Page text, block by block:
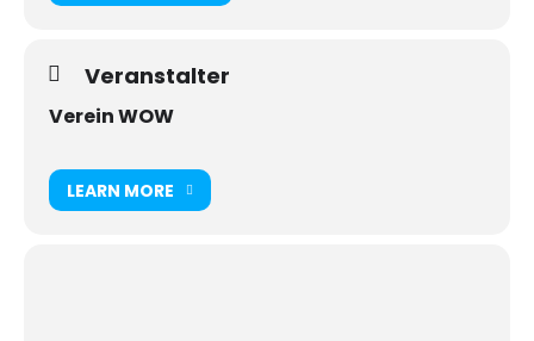
Veranstalter
Verein WOW
LEARN MORE